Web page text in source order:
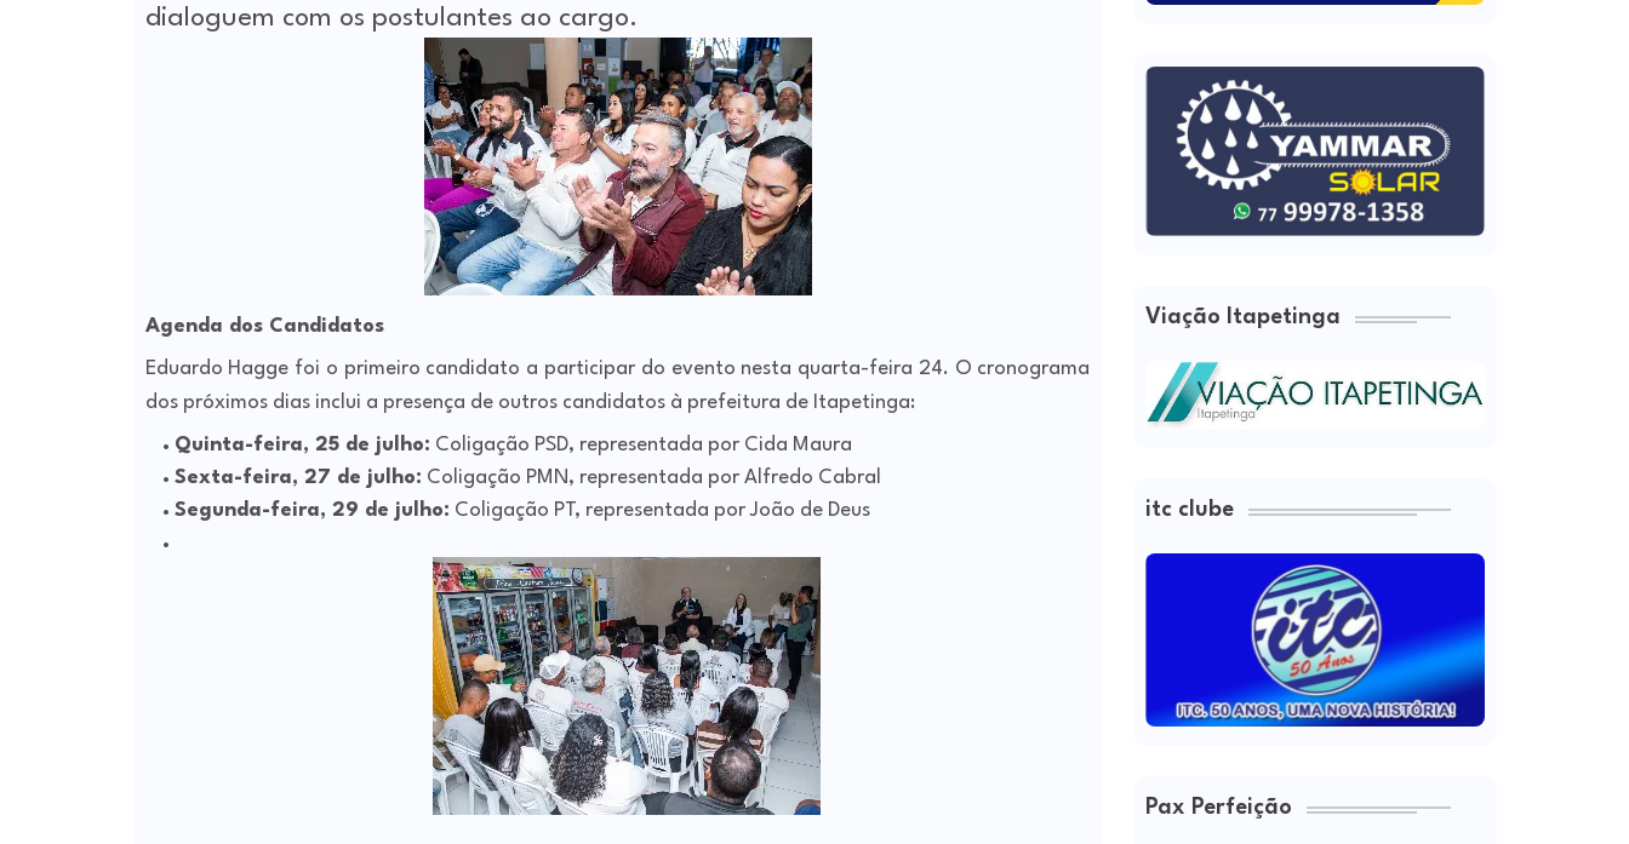
dialoguem com os postulantes ao cargo.
Agenda dos Candidatos
Eduardo Hagge foi o primeiro candidato a participar do evento nesta quarta-feira 24. O cronograma
dos próximos dias inclui a presença de outros candidatos à prefeitura de Itapetinga:
Quinta-feira, 25 de julho: Coligação PSD, representada por Cida Maura
Sexta-feira, 27 de julho: Coligação PMN, representada por Alfredo Cabral
Segunda-feira, 29 de julho: Coligação PT, representada por João de Deus
Viação Itapetinga
itc clube
Pax Perfeição